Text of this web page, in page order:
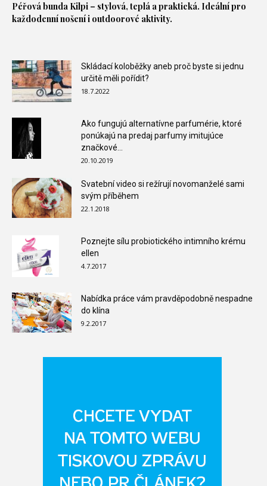
Péřová bunda Kilpi – stylová, teplá a praktická. Ideální pro
každodenní nošení i outdoorové aktivity.
Skládací koloběžky aneb proč byste si jednu
určitě měli pořídit?
18.7.2022
Ako fungujú alternatívne parfumérie, ktoré
ponúkajú na predaj parfumy imitujúce
značkové...
20.10.2019
Svatební video si režírují novomanželé sami
svým příběhem
22.1.2018
Poznejte sílu probiotického intimního krému
ellen
4.7.2017
Nabídka práce vám pravděpodobně nespadne
do klína
9.2.2017